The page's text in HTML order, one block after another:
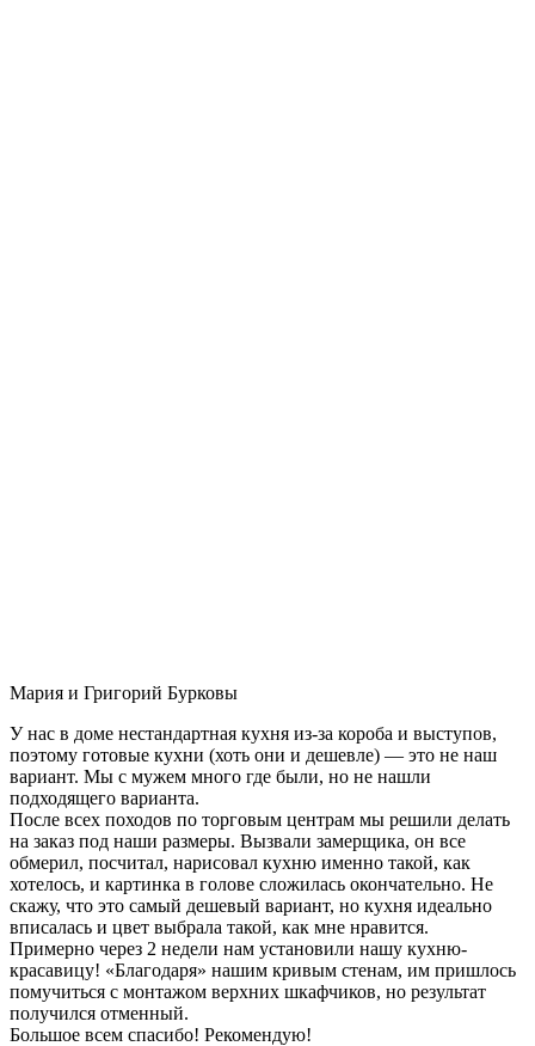
Мария и Григорий Бурковы
У нас в доме нестандартная кухня из-за короба и выступов,
поэтому готовые кухни (хоть они и дешевле) — это не наш
вариант. Мы с мужем много где были, но не нашли
подходящего варианта.
После всех походов по торговым центрам мы решили делать
на заказ под наши размеры. Вызвали замерщика, он все
обмерил, посчитал, нарисовал кухню именно такой, как
хотелось, и картинка в голове сложилась окончательно. Не
скажу, что это самый дешевый вариант, но кухня идеально
вписалась и цвет выбрала такой, как мне нравится.
Примерно через 2 недели нам установили нашу кухню-
красавицу! «Благодаря» нашим кривым стенам, им пришлось
помучиться с монтажом верхних шкафчиков, но результат
получился отменный.
Большое всем спасибо! Рекомендую!